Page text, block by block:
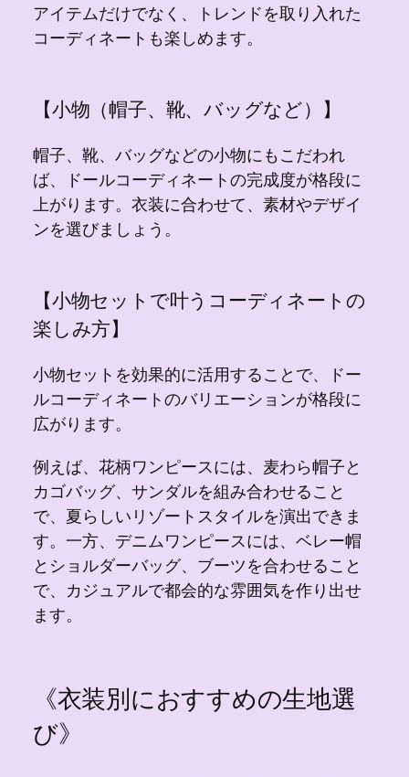
アイテムだけでなく、トレンドを取り入れた
コーディネートも楽しめます。
【小物（帽子、靴、バッグなど）】
帽子、靴、バッグなどの小物にもこだわれ
ば、ドールコーディネートの完成度が格段に
上がります。衣装に合わせて、素材やデザイ
ンを選びましょう。
【小物セットで叶うコーディネートの
楽しみ方】
小物セットを効果的に活用することで、ドー
ルコーディネートのバリエーションが格段に
広がります。
例えば、花柄ワンピースには、麦わら帽子と
カゴバッグ、サンダルを組み合わせること
で、夏らしいリゾートスタイルを演出できま
す。一方、デニムワンピースには、ベレー帽
とショルダーバッグ、ブーツを合わせること
で、カジュアルで都会的な雰囲気を作り出せ
ます。
《衣装別におすすめの生地選
び》